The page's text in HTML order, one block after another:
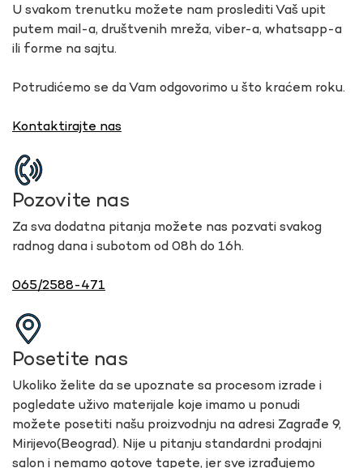
U svakom trenutku možete nam proslediti Vaš upit
putem mail-a, društvenih mreža, viber-a, whatsapp-a
ili forme na sajtu.
Potrudićemo se da Vam odgovorimo u što kraćem roku.
Kontaktirajte nas
Pozovite nas
Za sva dodatna pitanja možete nas pozvati svakog
radnog dana i subotom od 08h do 16h.
065/2588-471
Posetite nas
Ukoliko želite da se upoznate sa procesom izrade i
pogledate uživo materijale koje imamo u ponudi
možete posetiti našu proizvodnju na adresi Zagrađe 9,
Mirijevo(Beograd). Nije u pitanju standardni prodajni
salon i nemamo gotove tapete, jer sve izrađujemo